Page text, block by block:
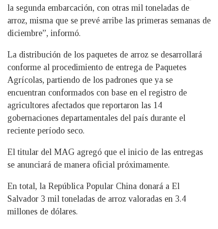
la segunda embarcación, con otras mil toneladas de
arroz, misma que se prevé arribe las primeras semanas de
diciembre”, informó.
La distribución de los paquetes de arroz se desarrollará
conforme al procedimiento de entrega de Paquetes
Agrícolas, partiendo de los padrones que ya se
encuentran conformados con base en el registro de
agricultores afectados que reportaron las 14
gobernaciones departamentales del país durante el
reciente período seco.
El titular del MAG agregó que el inicio de las entregas
se anunciará de manera oficial próximamente.
En total, la República Popular China donará a El
Salvador 3 mil toneladas de arroz valoradas en 3.4
millones de dólares.